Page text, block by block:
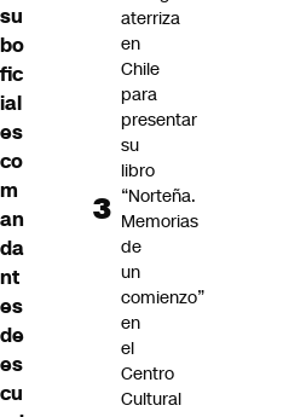
su
bo
fic
ial
es
co
m
an
da
nt
es
de
es
cu
aterriza
en
Chile
para
presentar
su
libro
“Norteña.
Memorias
de
un
comienzo”
en
el
Centro
Cultural